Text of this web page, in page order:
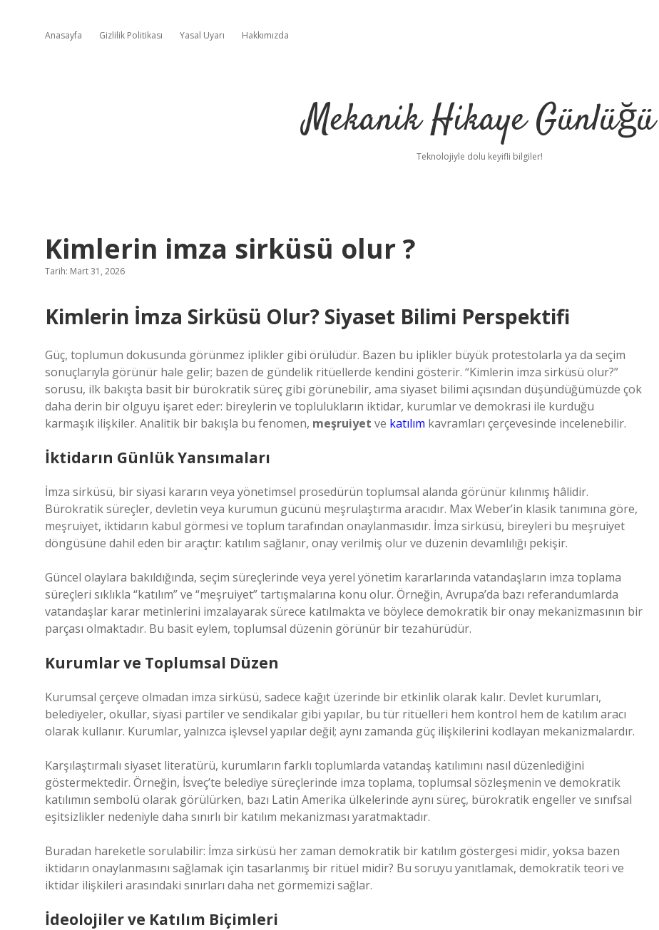
Anasayfa Gizlilik Politikası Yasal Uyarı Hakkımızda
Mekanik Hikaye Günlüğü
Teknolojiyle dolu keyifli bilgiler!
Kimlerin imza sirküsü olur ?
Tarih: Mart 31, 2026
Kimlerin İmza Sirküsü Olur? Siyaset Bilimi Perspektifi
Güç, toplumun dokusunda görünmez iplikler gibi örülüdür. Bazen bu iplikler büyük protestolarla ya da seçim
sonuçlarıyla görünür hale gelir; bazen de gündelik ritüellerde kendini gösterir. “Kimlerin imza sirküsü olur?”
sorusu, ilk bakışta basit bir bürokratik süreç gibi görünebilir, ama siyaset bilimi açısından düşündüğümüzde çok
daha derin bir olguyu işaret eder: bireylerin ve toplulukların iktidar, kurumlar ve demokrasi ile kurduğu
karmaşık ilişkiler. Analitik bir bakışla bu fenomen, meşruiyet ve katılım kavramları çerçevesinde incelenebilir.
İktidarın Günlük Yansımaları
İmza sirküsü, bir siyasi kararın veya yönetimsel prosedürün toplumsal alanda görünür kılınmış hâlidir.
Bürokratik süreçler, devletin veya kurumun gücünü meşrulaştırma aracıdır. Max Weber’in klasik tanımına göre,
meşruiyet, iktidarın kabul görmesi ve toplum tarafından onaylanmasıdır. İmza sirküsü, bireyleri bu meşruiyet
döngüsüne dahil eden bir araçtır: katılım sağlanır, onay verilmiş olur ve düzenin devamlılığı pekişir.
Güncel olaylara bakıldığında, seçim süreçlerinde veya yerel yönetim kararlarında vatandaşların imza toplama
süreçleri sıklıkla “katılım” ve “meşruiyet” tartışmalarına konu olur. Örneğin, Avrupa’da bazı referandumlarda
vatandaşlar karar metinlerini imzalayarak sürece katılmakta ve böylece demokratik bir onay mekanizmasının bir
parçası olmaktadır. Bu basit eylem, toplumsal düzenin görünür bir tezahürüdür.
Kurumlar ve Toplumsal Düzen
Kurumsal çerçeve olmadan imza sirküsü, sadece kağıt üzerinde bir etkinlik olarak kalır. Devlet kurumları,
belediyeler, okullar, siyasi partiler ve sendikalar gibi yapılar, bu tür ritüelleri hem kontrol hem de katılım aracı
olarak kullanır. Kurumlar, yalnızca işlevsel yapılar değil; aynı zamanda güç ilişkilerini kodlayan mekanizmalardır.
Karşılaştırmalı siyaset literatürü, kurumların farklı toplumlarda vatandaş katılımını nasıl düzenlediğini
göstermektedir. Örneğin, İsveç’te belediye süreçlerinde imza toplama, toplumsal sözleşmenin ve demokratik
katılımın sembolü olarak görülürken, bazı Latin Amerika ülkelerinde aynı süreç, bürokratik engeller ve sınıfsal
eşitsizlikler nedeniyle daha sınırlı bir katılım mekanizması yaratmaktadır.
Buradan hareketle sorulabilir: İmza sirküsü her zaman demokratik bir katılım göstergesi midir, yoksa bazen
iktidarın onaylanmasını sağlamak için tasarlanmış bir ritüel midir? Bu soruyu yanıtlamak, demokratik teori ve
iktidar ilişkileri arasındaki sınırları daha net görmemizi sağlar.
İdeolojiler ve Katılım Biçimleri